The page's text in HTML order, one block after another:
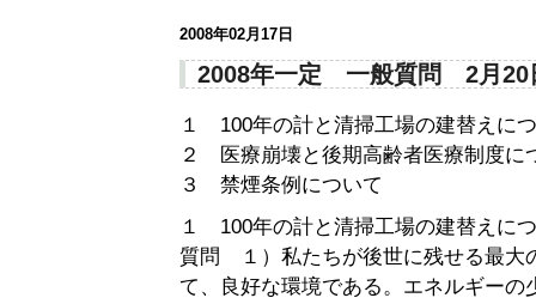
2008年02月17日
2008年一定 一般質問 2月20
１ 100年の計と清掃工場の建替えに
２ 医療崩壊と後期高齢者医療制度に
３ 禁煙条例について
１ 100年の計と清掃工場の建替えに
質問 １）私たちが後世に残せる最大
て、良好な環境である。エネルギーの